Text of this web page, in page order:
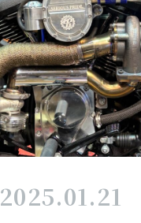
2025.01.21